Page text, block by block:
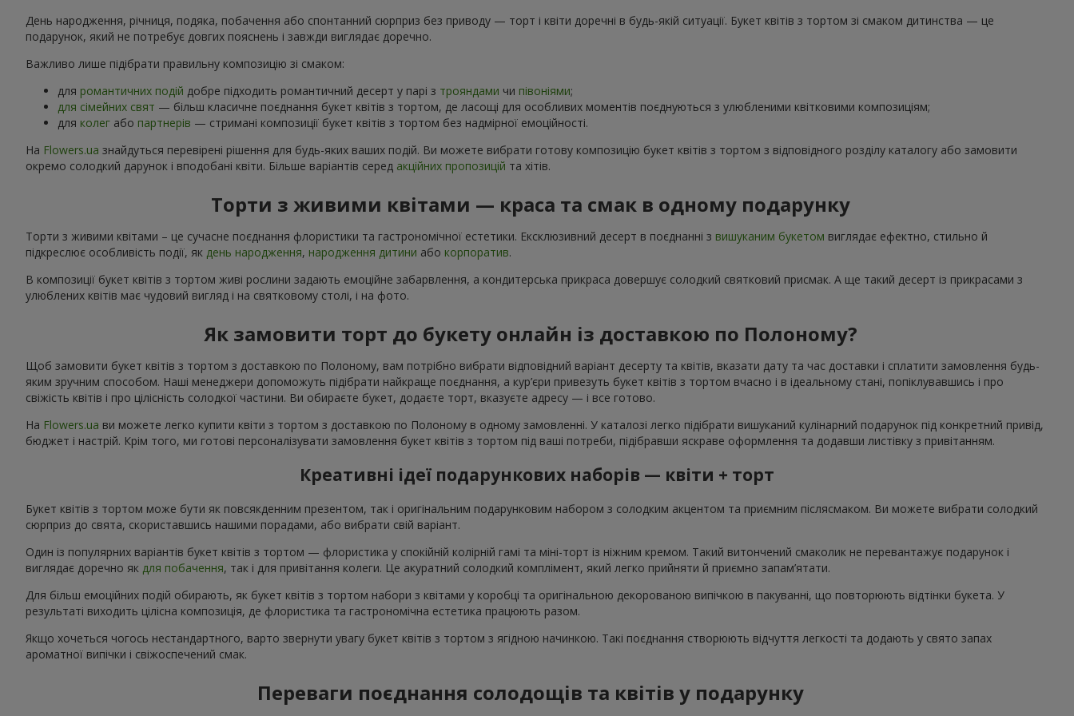
День народження, річниця, подяка, побачення або спонтанний сюрприз без приводу — торт і квіти доречні в будь-якій ситуації. Букет квітів з тортом зі смаком дитинства — це
подарунок, який не потребує довгих пояснень і завжди виглядає доречно.
Важливо лише підібрати правильну композицію зі смаком:
для романтичних подій добре підходить романтичний десерт у парі з трояндами чи півоніями;
для сімейних свят — більш класичне поєднання букет квітів з тортом, де ласощі для особливих моментів поєднуються з улюбленими квітковими композиціям;
для колег або партнерів — стримані композиції букет квітів з тортом без надмірної емоційності.
На Flowers.ua знайдуться перевірені рішення для будь-яких ваших подій. Ви можете вибрати готову композицію букет квітів з тортом з відповідного розділу каталогу або замовити
окремо солодкий дарунок і вподобані квіти. Більше варіантів серед акційних пропозицій та хітів.
Торти з живими квітами — краса та смак в одному подарунку
Торти з живими квітами – це сучасне поєднання флористики та гастрономічної естетики. Ексклюзивний десерт в поєднанні з вишуканим букетом виглядає ефектно, стильно й
підкреслює особливість події, як день народження, народження дитини або корпоратив.
В композиції букет квітів з тортом живі рослини задають емоційне забарвлення, а кондитерська прикраса довершує солодкий святковий присмак. А ще такий десерт із прикрасами з
улюблених квітів має чудовий вигляд і на святковому столі, і на фото.
Як замовити торт до букету онлайн із доставкою по Полоному?
Щоб замовити букет квітів з тортом з доставкою по Полоному, вам потрібно вибрати відповідний варіант десерту та квітів, вказати дату та час доставки і сплатити замовлення будь-
яким зручним способом. Наші менеджери допоможуть підібрати найкраще поєднання, а кур’єри привезуть букет квітів з тортом вчасно і в ідеальному стані, попіклувавшись і про
свіжість квітів і про цілісність солодкої частини. Ви обираєте букет, додаєте торт, вказуєте адресу — і все готово.
На Flowers.ua ви можете легко купити квіти з тортом з доставкою по Полоному в одному замовленні. У каталозі легко підібрати вишуканий кулінарний подарунок під конкретний привід,
бюджет і настрій. Крім того, ми готові персоналізувати замовлення букет квітів з тортом під ваші потреби, підібравши яскраве оформлення та додавши листівку з привітанням.
Креативні ідеї подарункових наборів — квіти + торт
Букет квітів з тортом може бути як повсякденним презентом, так і оригінальним подарунковим набором з солодким акцентом та приємним післясмаком. Ви можете вибрати солодкий
сюрприз до свята, скориставшись нашими порадами, або вибрати свій варіант.
Один із популярних варіантів букет квітів з тортом — флористика у спокійній колірній гамі та міні-торт із ніжним кремом. Такий витончений смаколик не перевантажує подарунок і
виглядає доречно як для побачення, так і для привітання колеги. Це акуратний солодкий комплімент, який легко прийняти й приємно запам’ятати.
Для більш емоційних подій обирають, як букет квітів з тортом набори з квітами у коробці та оригінальною декорованою випічкою в пакуванні, що повторюють відтінки букета. У
результаті виходить цілісна композиція, де флористика та гастрономічна естетика працюють разом.
Якщо хочеться чогось нестандартного, варто звернути увагу букет квітів з тортом з ягідною начинкою. Такі поєднання створюють відчуття легкості та додають у свято запах
ароматної випічки і свіжоспечений смак.
Переваги поєднання солодощів та квітів у подарунку